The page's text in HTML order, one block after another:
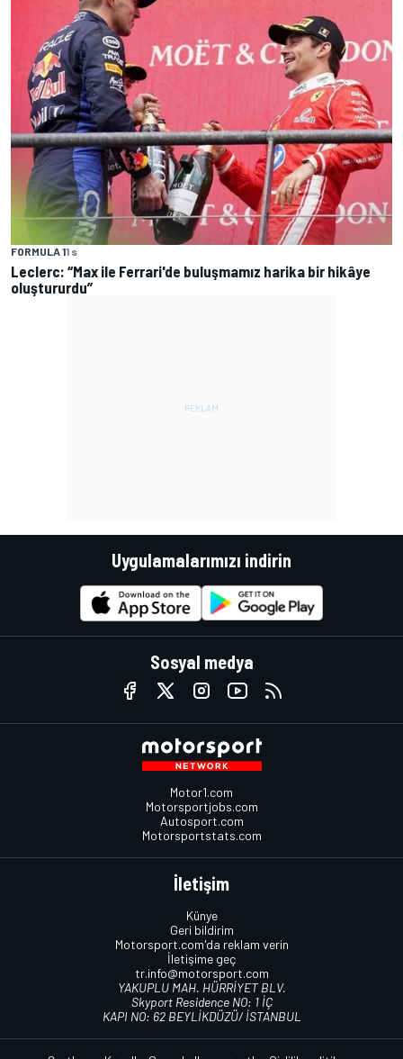
FORMULA 11 s
Leclerc: “Max ile Ferrari'de buluşmamız harika bir hikâye
oluştururdu”
Uygulamalarımızı indirin
Sosyal medya
Motor1.com
Motorsportjobs.com
Autosport.com
Motorsportstats.com
İletişim
Künye
Geri bildirim
Motorsport.com'da reklam verin
İletişime geç
tr.info@motorsport.com
YAKUPLU MAH. HÜRRİYET BLV.
Skyport Residence NO: 1 İÇ
KAPI NO: 62 BEYLİKDÜZÜ/ İSTANBUL